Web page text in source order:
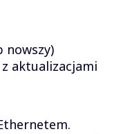
nowszy)
aktualizacjami